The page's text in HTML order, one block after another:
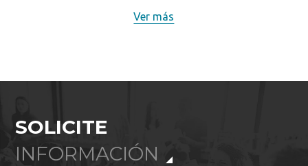
Ver más
SOLICITE
INFORMACIÓN